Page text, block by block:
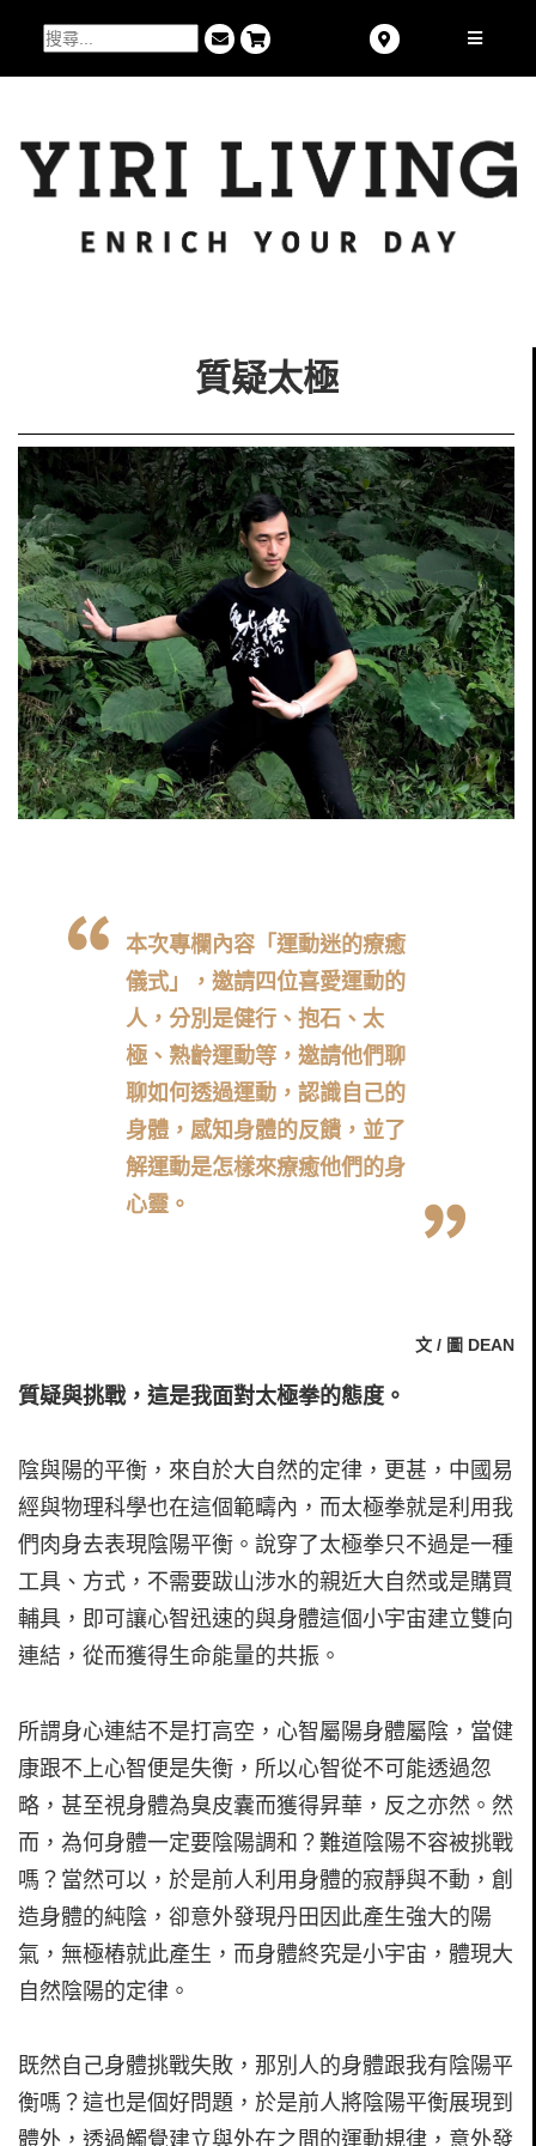
質疑太極​
本次專欄內容「運動迷的療癒
儀式」，邀請四位喜愛運動的
人，分別是健行、抱石、太
極、熟齡運動等，邀請他們聊
聊如何透過運動，認識自己的
身體，感知身體的反饋，並了
解運動是怎樣來療癒他們的身
心靈。
文 / 圖 DEAN
質疑與挑戰，這是我面對太極拳的態度。
陰與陽的平衡，來自於大自然的定律，更甚，中國易
經與物理科學也在這個範疇內，而太極拳就是利用我
們肉身去表現陰陽平衡。說穿了太極拳只不過是一種
工具、方式，不需要跋山涉水的親近大自然或是購買
輔具，即可讓心智迅速的與身體這個小宇宙建立雙向
連結，從而獲得生命能量的共振。
所謂身心連結不是打高空，心智屬陽身體屬陰，當健
康跟不上心智便是失衡，所以心智從不可能透過忽
略，甚至視身體為臭皮囊而獲得昇華，反之亦然。然
而，為何身體一定要陰陽調和？難道陰陽不容被挑戰
嗎？當然可以，於是前人利用身體的寂靜與不動，創
造身體的純陰，卻意外發現丹田因此產生強大的陽
氣，無極樁就此產生，而身體終究是小宇宙，體現大
自然陰陽的定律。
既然自己身體挑戰失敗，那別人的身體跟我有陰陽平
衡嗎？這也是個好問題，於是前人將陰陽平衡展現到
體外，透過觸覺建立與外在之間的運動規律，意外發